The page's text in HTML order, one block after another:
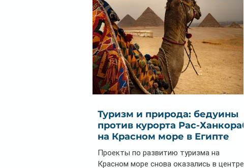
Туризм и природа: бедуины
против курорта Рас-Ханкораб
на Красном море в Египте
Проекты по развитию туризма на
Красном море снова оказались в центре